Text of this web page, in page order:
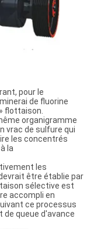
pour le
de fluorine
flottaison.
organigramme
vrac de sulfure qui
les concentrés
la
les
être établie par
sélective est
accompli en
ce processus
queue d'avance